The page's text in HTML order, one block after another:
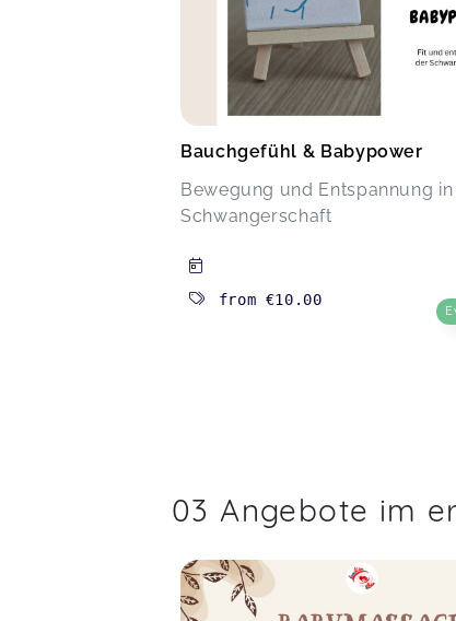
Bauchgefühl & Babypower
Bewegung und Entspannung
Schwangerschaft
from €10.00
03 Angebote im